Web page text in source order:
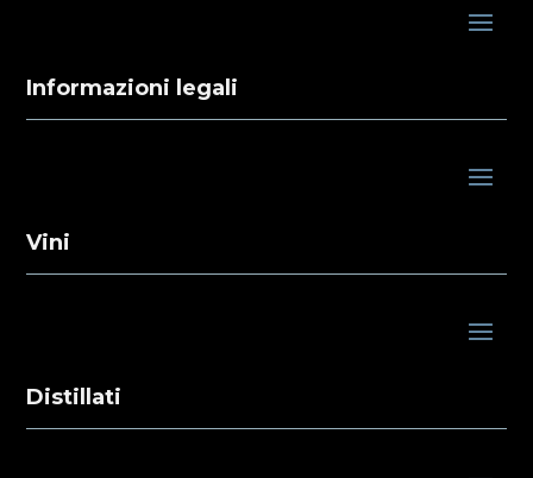
Informazioni legali
Vini
Distillati